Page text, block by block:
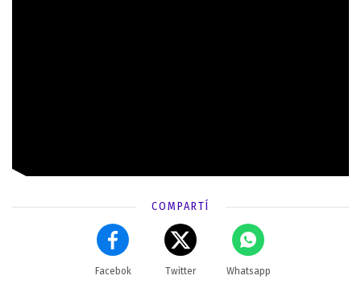
COMPARTÍ
Facebok Twitter Whatsapp